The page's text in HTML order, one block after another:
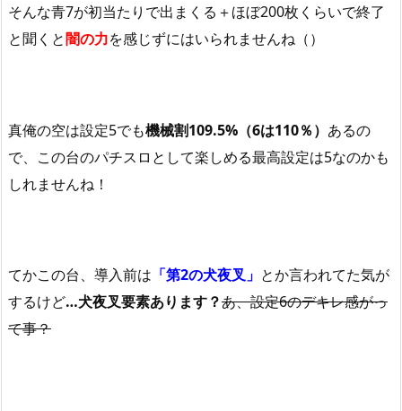
そんな青7が初当たりで出まくる＋ほぼ200枚くらいで終了
と聞くと闇の力を感じずにはいられませんね（）
真俺の空は設定5でも機械割109.5%（6は110％） あるの
で、この台のパチスロとして楽しめる最高設定は5なのかも
しれませんね！
てかこの台、導入前は 「第2の犬夜叉」 とか言われてた気が
するけど…犬夜叉要素あります？あ、設定6のデキレ感がっ
て事？